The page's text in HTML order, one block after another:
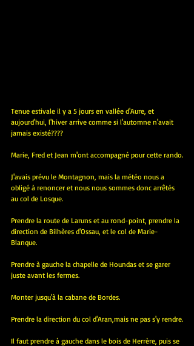
Tenue estivale il y a 5 jours en vallée d'Aure, et
aujourd'hui, l'hiver arrive comme si l'automne n'avait
jamais existé????
Marie, Fred et Jean m'ont accompagné pour cette rando.
J'avais prévu le Montagnon, mais la météo nous a
obligé à renoncer et nous nous sommes donc arrêtés
au col de Losque.
Prendre la route de Laruns et au rond-point, prendre la
direction de Bilhères d'Ossau, et le col de Marie-
Blanque.
Prendre à gauche la chapelle de Houndas et se garer
juste avant les fermes.
Monter jusqu'à la cabane de Bordes.
Prendre la direction du col d'Aran,mais ne pas s'y rendre.
Il faut prendre à gauche dans le bois de Herrère, puis se